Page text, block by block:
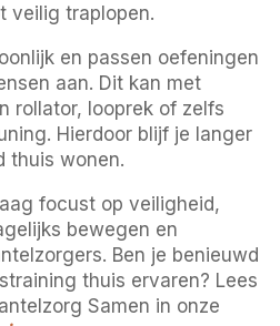
veilig traplopen.
en passen oefeningen
aan. Dit kan met
rollator, looprek of zelfs
Hierdoor blijf je langer
thuis wonen.
focust op veiligheid,
bewegen en
Ben je benieuwd
thuis ervaren? Lees
Samen in onze